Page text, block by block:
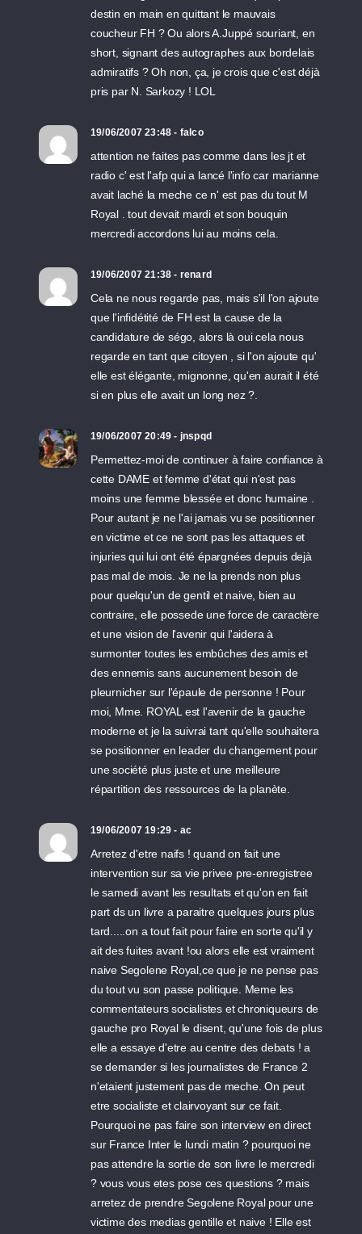
destin en main en quittant le mauvais
coucheur FH ? Ou alors A.Juppé souriant, en
short, signant des autographes aux bordelais
admiratifs ? Oh non, ça, je crois que c'est déjà
pris par N. Sarkozy ! LOL
19/06/2007 23:48 - falco
attention ne faites pas comme dans les jt et
radio c' est l'afp qui a lancé l'info car marianne
avait laché la meche ce n' est pas du tout M
Royal . tout devait mardi et son bouquin
mercredi accordons lui au moins cela.
19/06/2007 21:38 - renard
Cela ne nous regarde pas, mais s'il l'on ajoute
que l'infidétité de FH est la cause de la
candidature de ségo, alors là oui cela nous
regarde en tant que citoyen , si l'on ajoute qu'
elle est élégante, mignonne, qu'en aurait il été
si en plus elle avait un long nez ?.
19/06/2007 20:49 - jnspqd
Permettez-moi de continuer à faire confiance à
cette DAME et femme d'état qui n'est pas
moins une femme blessée et donc humaine .
Pour autant je ne l'ai jamais vu se positionner
en victime et ce ne sont pas les attaques et
injuries qui lui ont été épargnées depuis dejà
pas mal de mois. Je ne la prends non plus
pour quelqu'un de gentil et naive, bien au
contraire, elle possede une force de caractère
et une vision de l'avenir qui l'aidera à
surmonter toutes les embûches des amis et
des ennemis sans aucunement besoin de
pleurnicher sur l'épaule de personne ! Pour
moi, Mme. ROYAL est l'avenir de la gauche
moderne et je la suivrai tant qu'elle souhaitera
se positionner en leader du changement pour
une société plus juste et une meilleure
répartition des ressources de la planète.
19/06/2007 19:29 - ac
Arretez d'etre naifs ! quand on fait une
intervention sur sa vie privee pre-enregistree
le samedi avant les resultats et qu'on en fait
part ds un livre a paraitre quelques jours plus
tard.....on a tout fait pour faire en sorte qu'il y
ait des fuites avant !ou alors elle est vraiment
naive Segolene Royal,ce que je ne pense pas
du tout vu son passe politique. Meme les
commentateurs socialistes et chroniqueurs de
gauche pro Royal le disent, qu'une fois de plus
elle a essaye d'etre au centre des debats ! a
se demander si les journalistes de France 2
n'etaient justement pas de meche. On peut
etre socialiste et clairvoyant sur ce fait.
Pourquoi ne pas faire son interview en direct
sur France Inter le lundi matin ? pourquoi ne
pas attendre la sortie de son livre le mercredi
? vous vous etes pose ces questions ? mais
arretez de prendre Segolene Royal pour une
victime des medias gentille et naive ! Elle est